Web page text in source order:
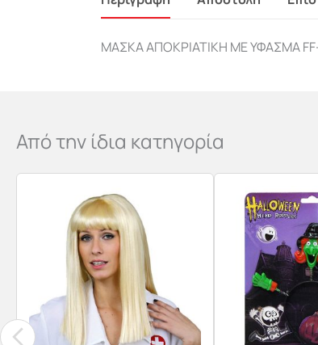
ΜΑΣΚΑ ΑΠΟΚΡΙΑΤΙΚΗ ΜΕ ΥΦΑΣΜΑ
Από την ίδια κατηγορία